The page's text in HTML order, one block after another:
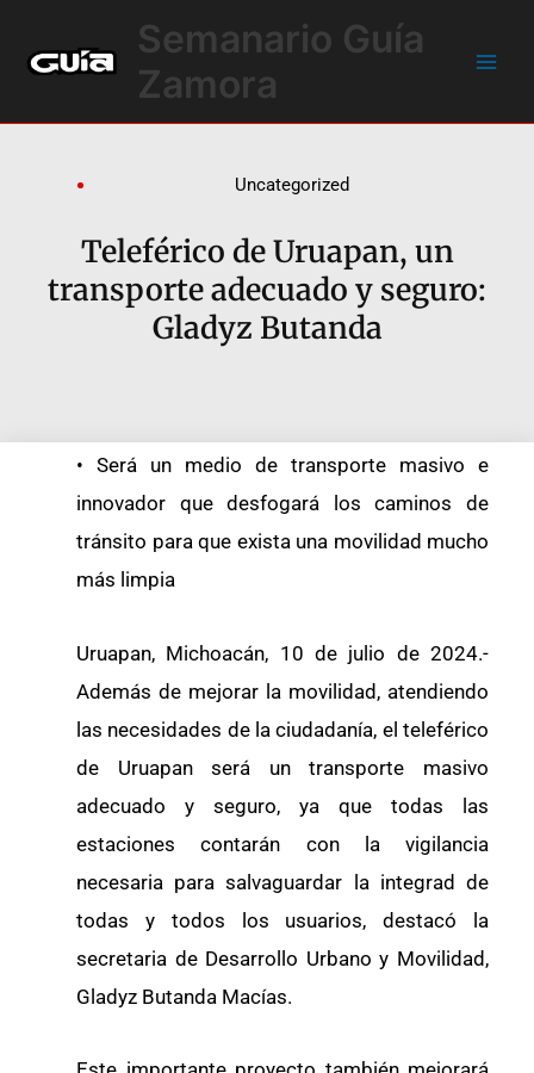
contenido
Semanario Guía
Zamora
Uncategorized
Teleférico de Uruapan, un
transporte adecuado y seguro:
Gladyz Butanda
•⁠ ⁠Será un medio de transporte masivo e
innovador que desfogará los caminos de
tránsito para que exista una movilidad mucho
más limpia
Uruapan, Michoacán, 10 de julio de 2024.-
Además de mejorar la movilidad, atendiendo
las necesidades de la ciudadanía, el teleférico
de Uruapan será un transporte masivo
adecuado y seguro, ya que todas las
estaciones contarán con la vigilancia
necesaria para salvaguardar la integrad de
todas y todos los usuarios, destacó la
secretaria de Desarrollo Urbano y Movilidad,
Gladyz Butanda Macías.